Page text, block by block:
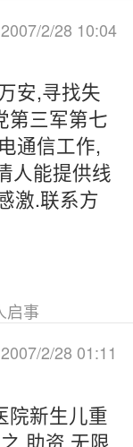
2007/2/28 10:04
安,寻找失
第三军第七
通信工作,
人能提供线
激.联系方
启事
2007/2/28 01:11
院新生儿重
.助资.无限